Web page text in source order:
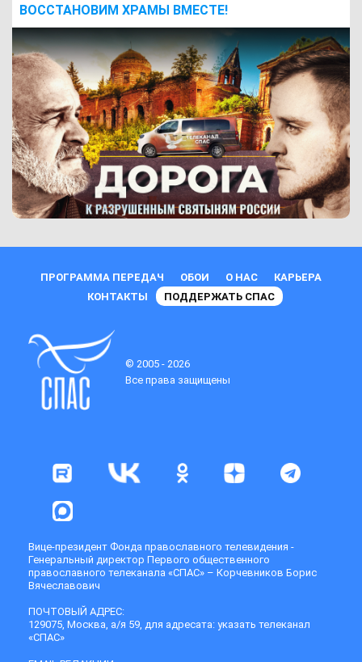
ВОCСТАНОВИМ ХРАМЫ ВМЕСТЕ!
ПРОГРАММА ПЕРЕДАЧ ОБОИ О НАС
КАРЬЕРА
КОНТАКТЫ
ПОДДЕРЖАТЬ СПАС
© 2005 - 2026
Все права защищены
Вице-президент Фонда православного телевидения -
Генеральный директор Первого общественного
православного телеканала «СПАС» – Корчевников Борис
Вячеславович
ПОЧТОВЫЙ АДРЕС:
129075, Москва, а/я 59, для адресата: указать телеканал
«СПАС»